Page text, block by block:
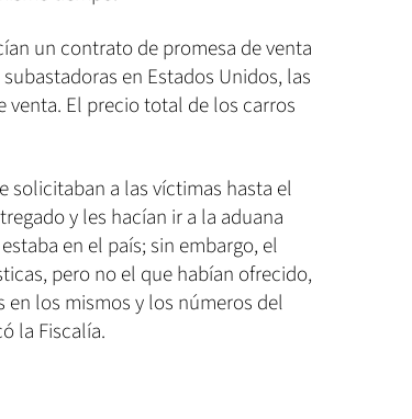
un contrato de promesa de venta
en Estados Unidos, las
El precio total de los carros
solicitaban a las víctimas hasta el
y les hacían ir a la aduana
en el país; sin embargo, el
pero no el que habían ofrecido,
los mismos y los números del
la Fiscalía.